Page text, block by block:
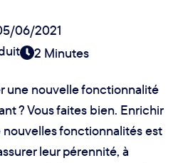
06/2021
2 Minutes
une nouvelle fonctionnalité
? Vous faites bien. Enrichir
fonctionnalités est
leur pérennité, à